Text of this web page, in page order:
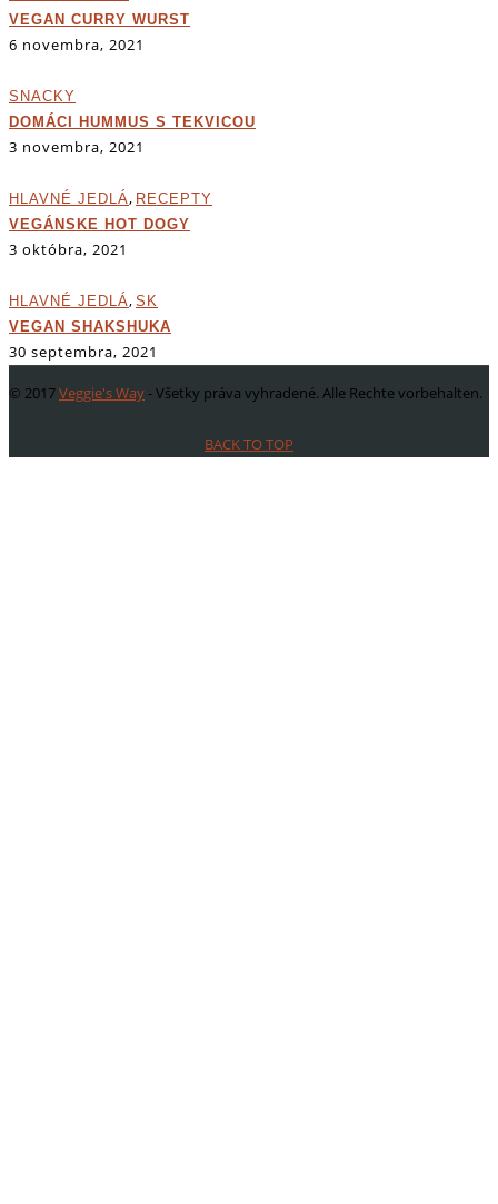
VEGAN CURRY WURST
6 novembra, 2021
SNACKY
DOMÁCI HUMMUS S TEKVICOU
3 novembra, 2021
HLAVNÉ JEDLÁ, RECEPTY
VEGÁNSKE HOT DOGY
3 októbra, 2021
HLAVNÉ JEDLÁ, SK
VEGAN SHAKSHUKA
30 septembra, 2021
© 2017Veggie's Way - Všetky práva vyhradené. Alle Rechte vorbehalten.
BACK TO TOP